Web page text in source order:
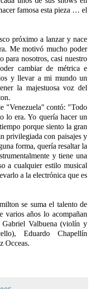
famosa esta pieza … el
próximo a lanzar y nace
Me motivó mucho poder
para nosotros, casi nuestro
cambiar de métrica e
y llevar a mi mundo un
la majestuosa voz del
"Venezuela" contó: "Todo
lo era. Yo quería hacer un
porque siento la gran
privilegiada con paisajes y
forma, quería resaltar la
y tiene una
a cualquier estilo musical
a la electrónica que es
se suma el talento de
varios años lo acompañan
Valbuena (violín y
Eduardo Chapellín
Occeas.